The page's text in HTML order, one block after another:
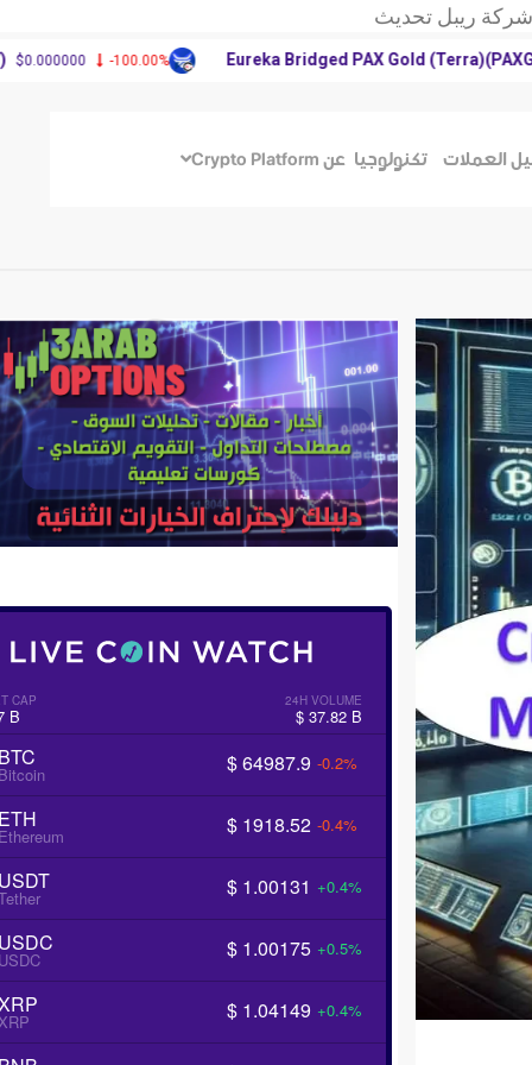
ريبل تحديث
الأغلبية في
العملات تكنولوجيا عن Crypto Platform
CAP
B
24H VOLUME
$ 37.82 B
$ 64987.9 -0.2%
$ 1918.52 -0.4%
$ 1.00131 +0.4%
$ 1.00175 +0.5%
$ 1.04149 +0.4%
Eureka Bridged PAX Gold (Terra)(PAXG) $4,187.30